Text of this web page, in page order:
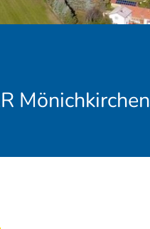
Mönichkirchen